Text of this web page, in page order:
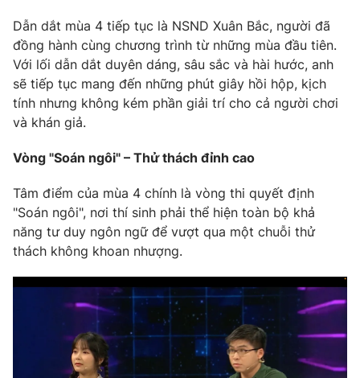
Ðiện thoại Thời báo VTV:024.66 897 897
Email: toasoan@vtv.vn
Liên hệ quảng cáo:024-7300.7108
® Cấm sao chép dưới mọi hình thức nếu không có sự chấp
thuận bằng văn bản. Ghi rõ nguồn VTV.vn khi phát hành lại
thông tin từ website này.
Dẫn dắt mùa 4 tiếp tục là NSND Xuân Bắc, người đã
đồng hành cùng chương trình từ những mùa đầu tiên.
Với lối dẫn dắt duyên dáng, sâu sắc và hài hước, anh
sẽ tiếp tục mang đến những phút giây hồi hộp, kịch
tính nhưng không kém phần giải trí cho cả người chơi
và khán giả.
Vòng "Soán ngôi" – Thử thách đỉnh cao
Tâm điểm của mùa 4 chính là vòng thi quyết định
"Soán ngôi", nơi thí sinh phải thể hiện toàn bộ khả
năng tư duy ngôn ngữ để vượt qua một chuỗi thử
thách không khoan nhượng.